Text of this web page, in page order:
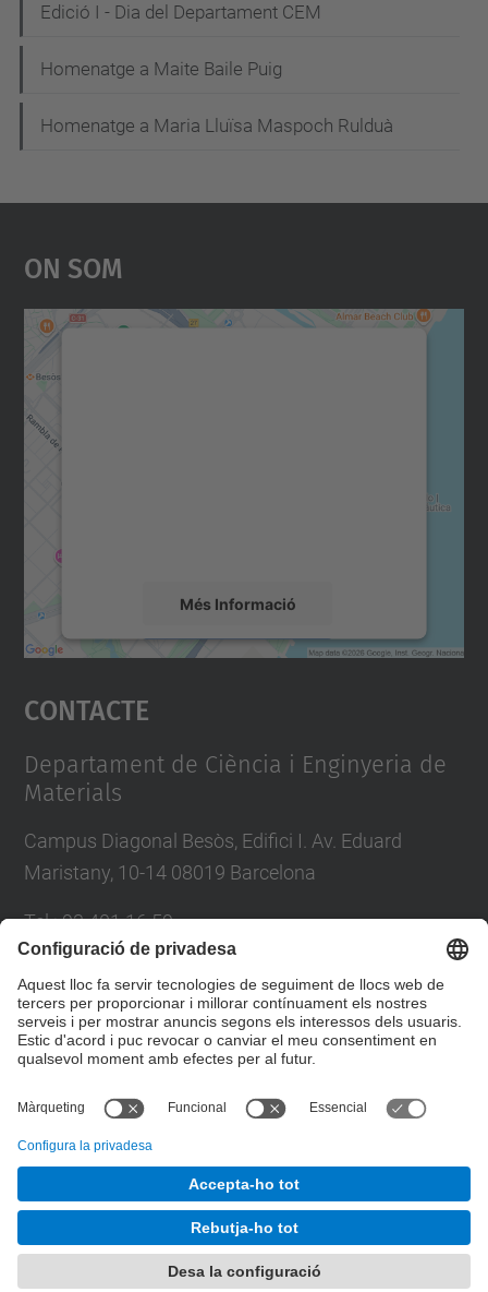
Edició I - Dia del Departament CEM
Homenatge a Maite Baile Puig
Homenatge a Maria Lluïsa Maspoch Rulduà
On Som
Més Informació
Accepta
powered by
Contacte
Departament de Ciència i Enginyeria de
Materials
Campus Diagonal Besòs, Edifici I. Av. Eduard
Maristany, 10-14 08019 Barcelona
Tel.:93 401 16 59
Directori UPC
Formulari de contacte
Departament de Ciència i Enginyeria de Materials
Desenvolupat amb